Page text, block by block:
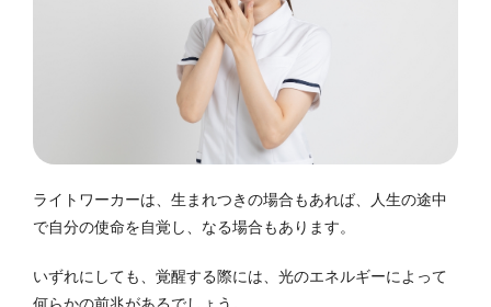
ライトワーカーは、生まれつきの場合もあれば、人生の途中
で自分の使命を自覚し、なる場合もあります。
いずれにしても、覚醒する際には、光のエネルギーによって
何らかの前兆があるでしょう。